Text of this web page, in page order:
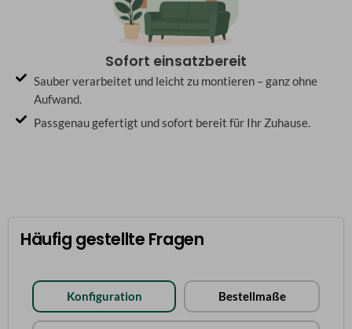
Sofort einsatzbereit
Sauber verarbeitet und leicht zu montieren – ganz ohne
Aufwand.
Passgenau gefertigt und sofort bereit für Ihr Zuhause.
Häufig gestellte Fragen
Konfiguration Bestellmaße